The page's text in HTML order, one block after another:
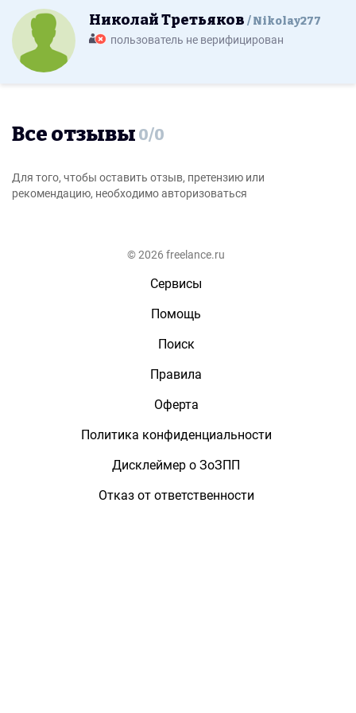
Николай Третьяков Nikolay277
пользователь не верифицирован
Все отзывы 0/0
Для того, чтобы оставить отзыв, претензию или
рекомендацию, необходимо авторизоваться
© 2026 freelance.ru
Сервисы
Помощь
Поиск
Правила
Оферта
Политика конфиденциальности
Дисклеймер о ЗоЗПП
Отказ от ответственности